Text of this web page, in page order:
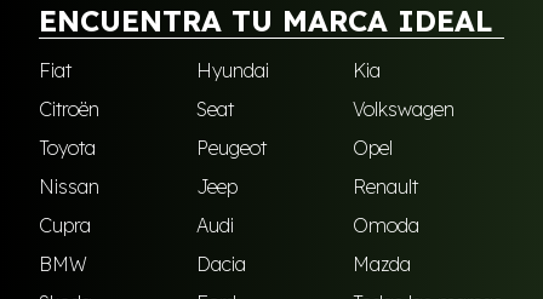
ENCUENTRA TU MARCA IDEAL
Fiat Hyundai
Kia
Citroën
Seat
Volkswagen
Toyota
Peugeot
Opel
Nissan
Jeep
Renault
Cupra
Audi
Omoda
BMW
Dacia
Mazda